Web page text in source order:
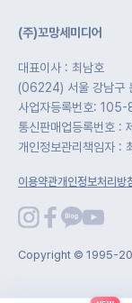
(주)꼬망세미디어
대표이사 : 최남호
(06224) 서울 강남구
사업자등록번호:
통신판매업등록번호
개인정보관리책임자
이용약관개인정보처리방
Copyright © 1995-